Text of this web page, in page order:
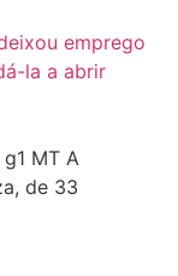
MT A
de 33